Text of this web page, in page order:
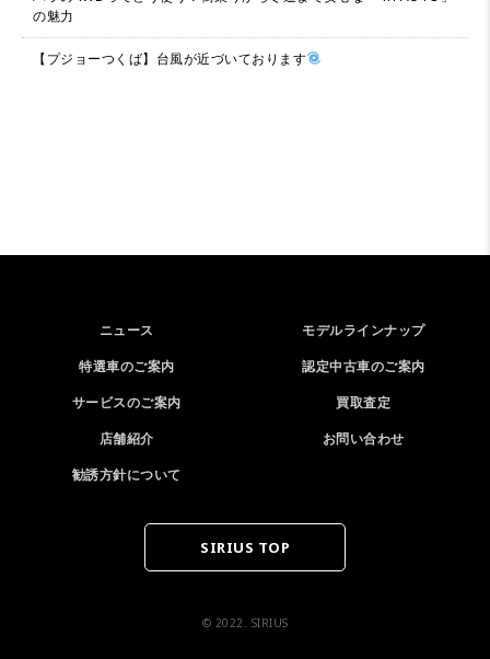
の魅力
【プジョーつくば】台風が近づいております
ニュース
モデルラインナップ
特選車のご案内
認定中古車のご案内
サービスのご案内
買取査定
店舗紹介
お問い合わせ
勧誘方針について
SIRIUS TOP
© 2022. SIRIUS